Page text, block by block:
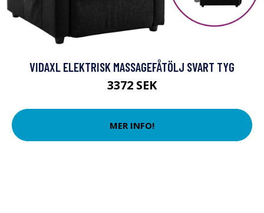
VIDAXL ELEKTRISK MASSAGEFÅTÖLJ SVART TYG
3372 SEK
MER INFO!